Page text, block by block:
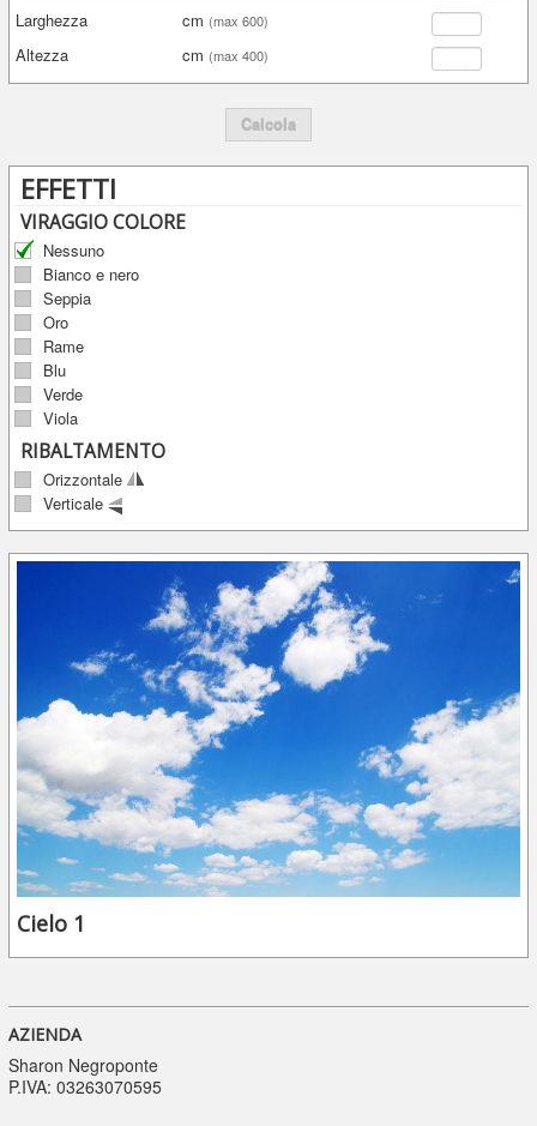
Larghezza cm (max 600)
Altezza cm (max 400)
Calcola
EFFETTI
VIRAGGIO COLORE
Nessuno
Bianco e nero
Seppia
Oro
Rame
Blu
Verde
Viola
RIBALTAMENTO
Orizzontale
Verticale
Cielo 1
AZIENDA
Sharon Negroponte
P.IVA: 03263070595